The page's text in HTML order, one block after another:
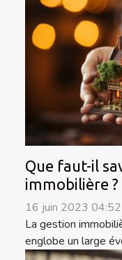
Que faut-il
immobilière ?
16 juin 2023 04:52
La gestion
englobe un large